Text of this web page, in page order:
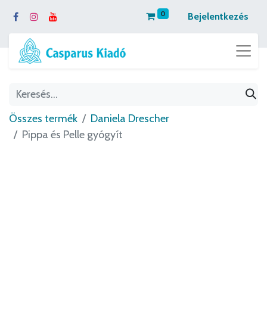
0 Bejelentkezés
Összes termék
Daniela Drescher
Pippa és Pelle gyógyít